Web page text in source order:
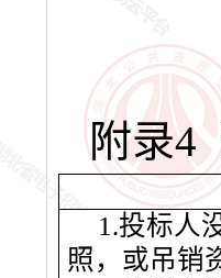
附录4
1 .投标人
照，或吊销